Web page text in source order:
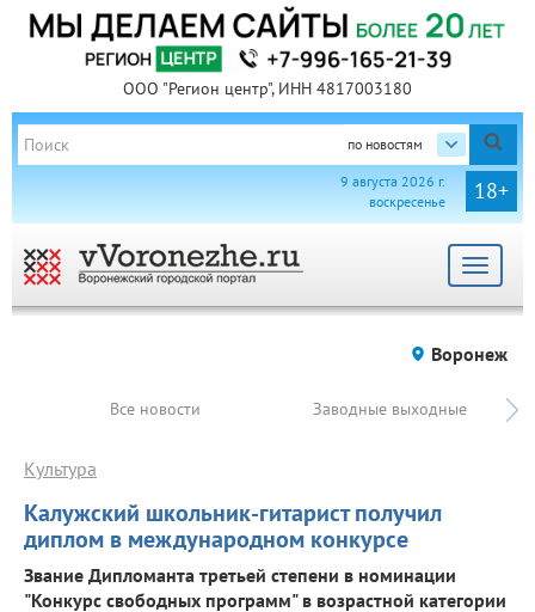
ООО "Регион центр", ИНН 4817003180
по новостям
18+
9 августа 2026 г.
воскресенье
Toggle
Воронеж
Все новости Заводные выходные
Калужский школьник-гитарист получил
диплом в международном конкурсе
Культура
Звание Дипломанта третьей степени в номинации
"Конкурс свободных программ" в возрастной категории